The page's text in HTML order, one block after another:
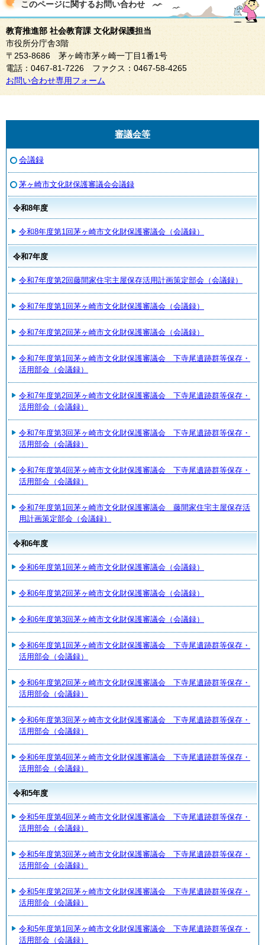
このページに関するお問い合わせ
教育推進部 社会教育課 文化財保護担当
市役所分庁舎3階
〒253-8686 茅ヶ崎市茅ヶ崎一丁目1番1号
電話：0467-81-7226 ファクス：0467-58-4265
お問い合わせ専用フォーム
審議会等
会議録
茅ヶ崎市文化財保護審議会会議録
令和8年度
令和8年度第1回茅ヶ崎市文化財保護審議会（会議録）
令和7年度
令和7年度第2回藤間家住宅主屋保存活用計画策定部会（会議録）
令和7年度第1回茅ヶ崎市文化財保護審議会（会議録）
令和7年度第2回茅ヶ崎市文化財保護審議会（会議録）
令和7年度第1回茅ヶ崎市文化財保護審議会 下寺尾遺跡群等保存・
活用部会（会議録）
令和7年度第2回茅ヶ崎市文化財保護審議会 下寺尾遺跡群等保存・
活用部会（会議録）
令和7年度第3回茅ヶ崎市文化財保護審議会 下寺尾遺跡群等保存・
活用部会（会議録）
令和7年度第4回茅ヶ崎市文化財保護審議会 下寺尾遺跡群等保存・
活用部会（会議録）
令和7年度第1回茅ヶ崎市文化財保護審議会 藤間家住宅主屋保存活
用計画策定部会（会議録）
令和6年度
令和6年度第1回茅ヶ崎市文化財保護審議会（会議録）
令和6年度第2回茅ヶ崎市文化財保護審議会（会議録）
令和6年度第3回茅ヶ崎市文化財保護審議会（会議録）
令和6年度第1回茅ヶ崎市文化財保護審議会 下寺尾遺跡群等保存・
活用部会（会議録）
令和6年度第2回茅ヶ崎市文化財保護審議会 下寺尾遺跡群等保存・
活用部会（会議録）
令和6年度第3回茅ヶ崎市文化財保護審議会 下寺尾遺跡群等保存・
活用部会（会議録）
令和6年度第4回茅ヶ崎市文化財保護審議会 下寺尾遺跡群等保存・
活用部会（会議録）
令和5年度
令和5年度第4回茅ヶ崎市文化財保護審議会 下寺尾遺跡群等保存・
活用部会（会議録）
令和5年度第3回茅ヶ崎市文化財保護審議会 下寺尾遺跡群等保存・
活用部会（会議録）
令和5年度第2回茅ヶ崎市文化財保護審議会 下寺尾遺跡群等保存・
活用部会（会議録）
令和5年度第1回茅ヶ崎市文化財保護審議会 下寺尾遺跡群等保存・
活用部会（会議録）